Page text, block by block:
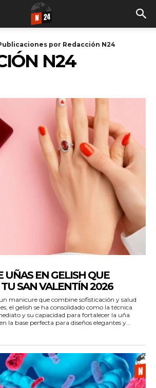
por Redacción N24
N24
UÑAS EN GELISH QUE
SAN VALENTÍN 2026
manicure que combine sofisticación y salud
el gelish se ha consolidado como la técnica
y su capacidad para fortalecer la uña
la base perfecta para diseños elegantes y...